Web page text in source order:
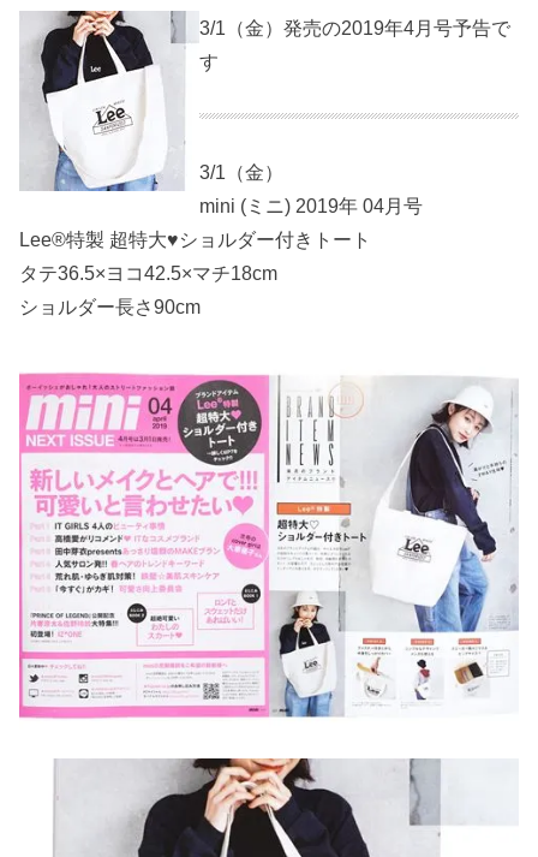
3/1（金）発売の2019年4月号予告で
す
3/1（金）
mini (ミニ) 2019年 04月号
Lee®特製 超特大♥ショルダー付きトート
タテ36.5×ヨコ42.5×マチ18cm
ショルダー長さ90cm